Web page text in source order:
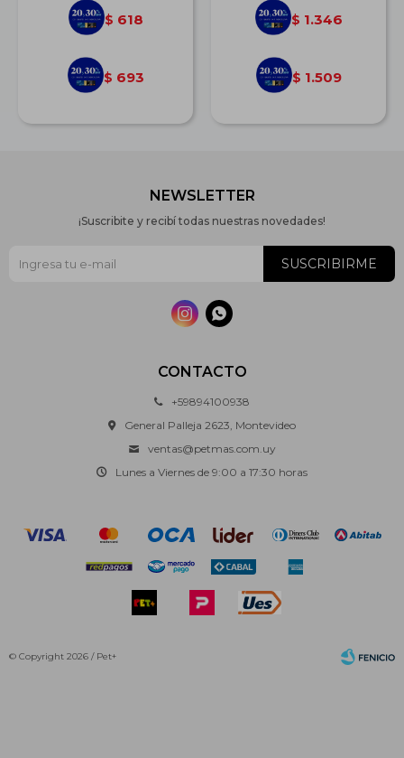
$ 618
$ 693
$ 1.346
$ 1.509
CONTACTO
+59894100938
General Palleja 2623, Montevideo
ventas@petmas.com.uy
Lunes a Viernes de 9:00 a 17:30 horas
NEWSLETTER
¡Suscribite y recibí todas nuestras novedades!
SUSCRIBIRME
 
© Copyright 2026 / Pet+